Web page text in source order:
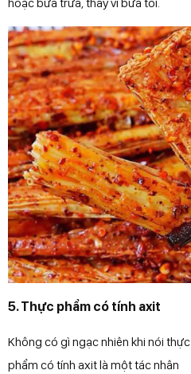
5. Thực phẩm có tính axit
Không có gì ngạc nhiên khi nói thực
phẩm có tính axit là một tác nhân